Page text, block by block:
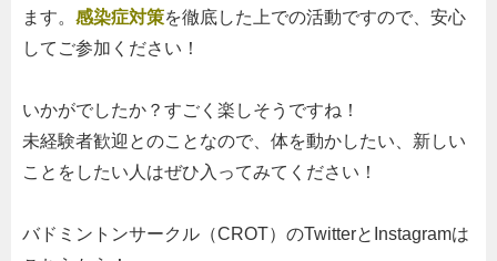
ます。 感染症対策を徹底した上での活動ですので、安心
してご参加ください！
いかがでしたか？すごく楽しそうですね！
未経験者歓迎とのことなので、体を動かしたい、新しい
ことをしたい人はぜひ入ってみてください！
バドミントンサークル（CROT）のTwitterとInstagramは